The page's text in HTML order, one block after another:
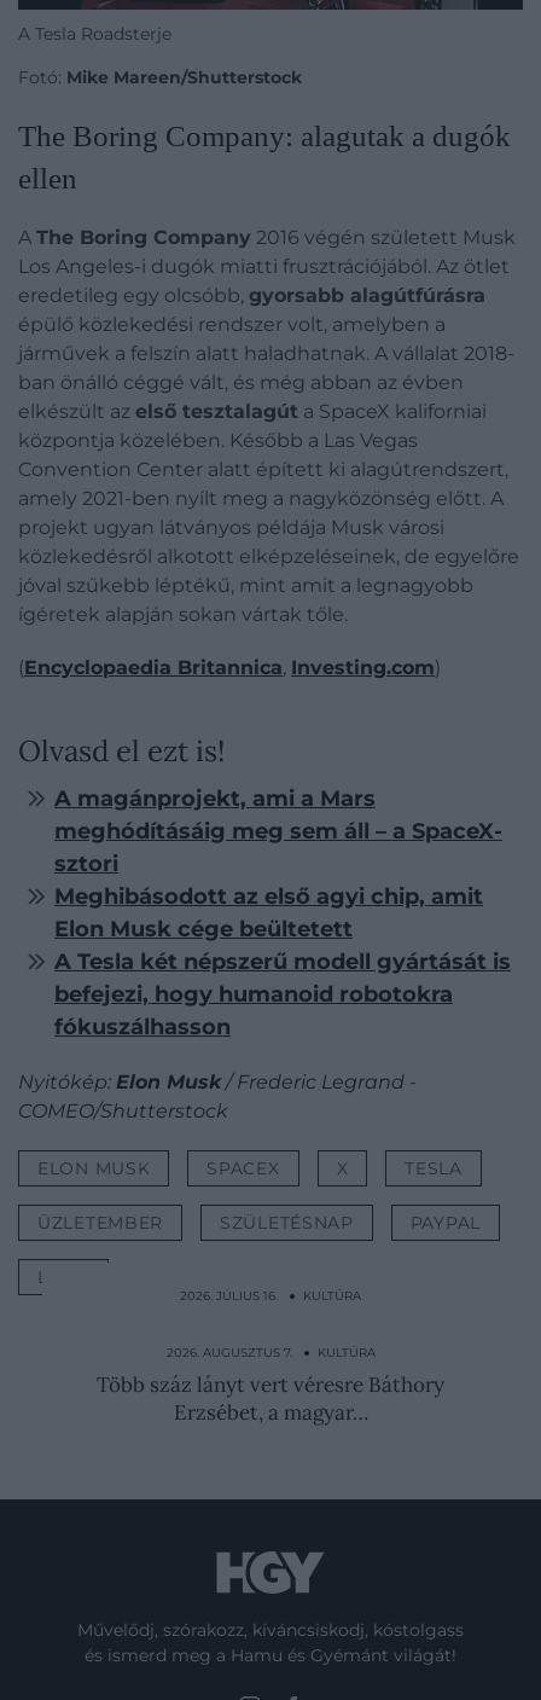
A Tesla Roadsterje
Fotó: Mike Mareen/Shutterstock
The Boring Company: alagutak a dugók
ellen
A The Boring Company 2016 végén született Musk
Los Angeles-i dugók miatti frusztrációjából. Az ötlet
eredetileg egy olcsóbb, gyorsabb alagútfúrásra
épülő közlekedési rendszer volt, amelyben a
járművek a felszín alatt haladhatnak. A vállalat 2018-
ban önálló céggé vált, és még abban az évben
elkészült az első tesztalagút a SpaceX kaliforniai
központja közelében. Később a Las Vegas
Convention Center alatt épített ki alagútrendszert,
amely 2021-ben nyílt meg a nagyközönség előtt. A
projekt ugyan látványos példája Musk városi
közlekedésről alkotott elképzeléseinek, de egyelőre
jóval szűkebb léptékű, mint amit a legnagyobb
ígéretek alapján sokan vártak tőle.
(Encyclopaedia Britannica, Investing.com)
Olvasd el ezt is!
A magánprojekt, ami a Mars
meghódításáig meg sem áll – a SpaceX-
sztori
Meghibásodott az első agyi chip, amit
Elon Musk cége beültetett
A Tesla két népszerű modell gyártását is
befejezi, hogy humanoid robotokra
fókuszálhasson
Nyitókép: Elon Musk/ Frederic Legrand -
COMEO/Shutterstock
ELON MUSK SPACEX X TESLA
ÜZLETEMBER SZÜLETÉSNAP PAYPAL
LISTA
2026. JÚLIUS 16. ● KULTÚRA
napról a másikra…
2026. AUGUSZTUS 7. ● KULTÚRA
Több száz lányt vert véresre Báthory
Erzsébet, a magyar…
Művelődj, szórakozz, kíváncsiskodj, kóstolgass
és ismerd meg a Hamu és Gyémánt világát!